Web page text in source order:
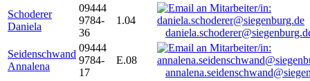
Schoderer
Daniela
09444
9784-
36
1.04
Seidenschwand
Annalena
09444
9784-
17
E.08